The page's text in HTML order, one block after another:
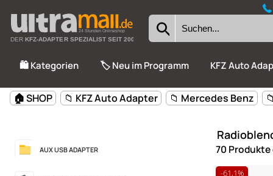
24 Stunden Onlineshop
DERKFZ-ADAPTER SPEZIALIST SEIT 2002
🛍️ Kategorien 🏷️ Neu im Programm KFZ Auto
🏠 SHOP 📁 KFZ Auto Adapter 📁 Mercedes Benz
AUX USB ADAPTER 70
-61,1%